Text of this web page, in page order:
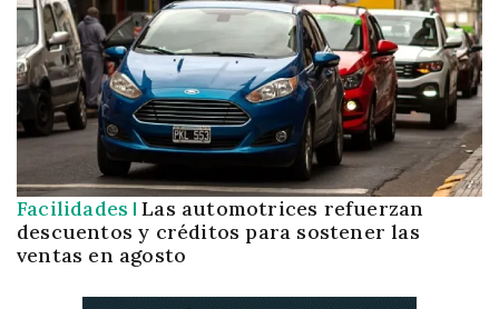
Facilidades Las automotrices refuerzan
descuentos y créditos para sostener las
ventas en agosto